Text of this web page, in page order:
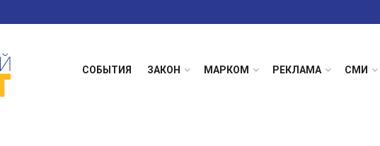
СОБЫТИЯ ЗАКОН МАРКОМ РЕКЛАМА СМИ